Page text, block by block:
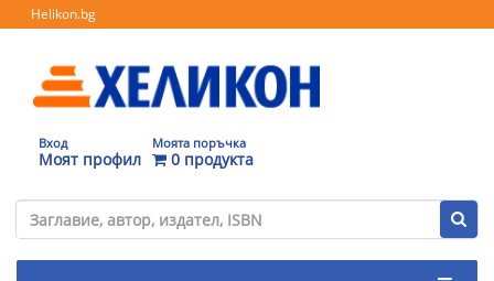
Helikon.bg
Вход
Моят профил
Моята поръчка
0 продукта